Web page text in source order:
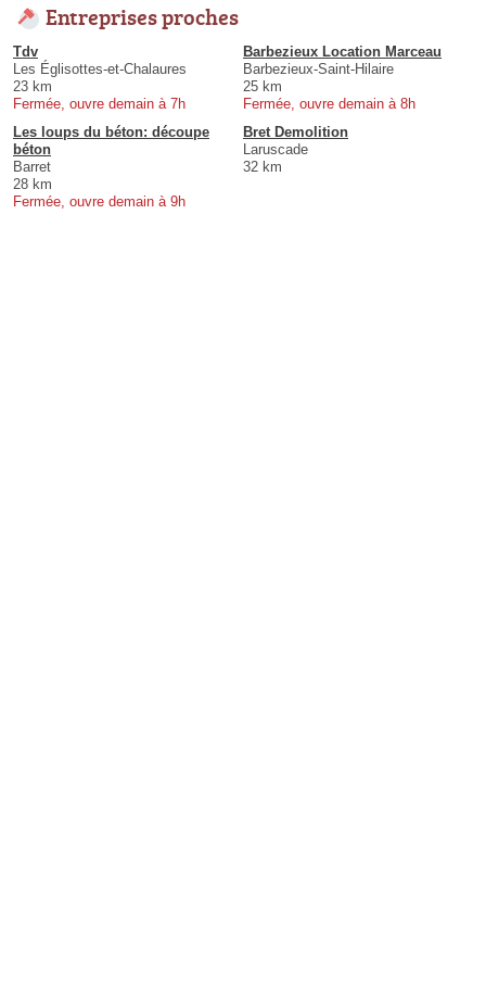
Entreprises proches
Tdv
Les Églisottes-et-Chalaures
23 km
Fermée, ouvre demain à 7h
Barbezieux Location Marceau
Barbezieux-Saint-Hilaire
25 km
Fermée, ouvre demain à 8h
Les loups du béton: découpe
béton
Barret
28 km
Fermée, ouvre demain à 9h
Bret Demolition
Laruscade
32 km